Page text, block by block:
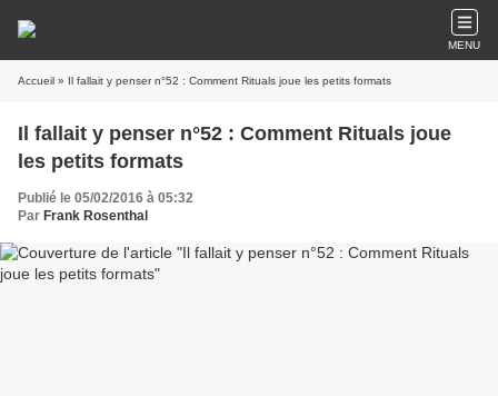
MENU
Accueil » Il fallait y penser n°52 : Comment Rituals joue les petits formats
Il fallait y penser n°52 : Comment Rituals joue
les petits formats
Publié le 05/02/2016 à 05:32
Par Frank Rosenthal